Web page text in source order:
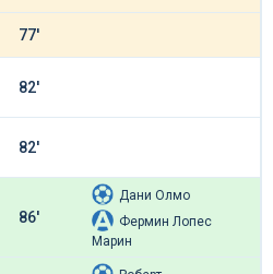
77'
82'
82'
86'
Дани Олмо
Фермин Лопес
Марин